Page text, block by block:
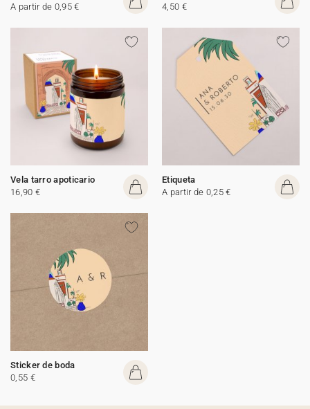
A partir de 0,95 €
4,50 €
Vela tarro apoticario
16,90 €
Etiqueta
A partir de 0,25 €
Sticker de boda
0,55 €